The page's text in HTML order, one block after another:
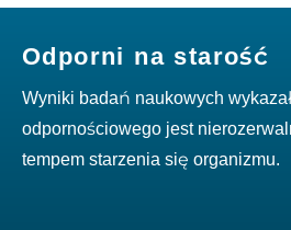
Odporni na starość
Wyniki badań naukowych
odpornościowego jest
tempem starzenia się organizmu.